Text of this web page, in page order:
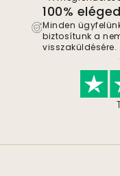
100%
Minden
biztosítunk a
visszaküldésére.